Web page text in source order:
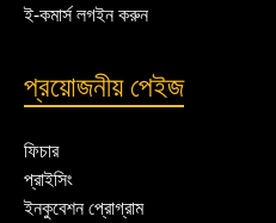
ই-কমার্স লগইন করুন
প্রয়োজনীয় পেইজ
ফিচার
প্রাইসিং
ইনকুবেশন প্রোগ্রাম